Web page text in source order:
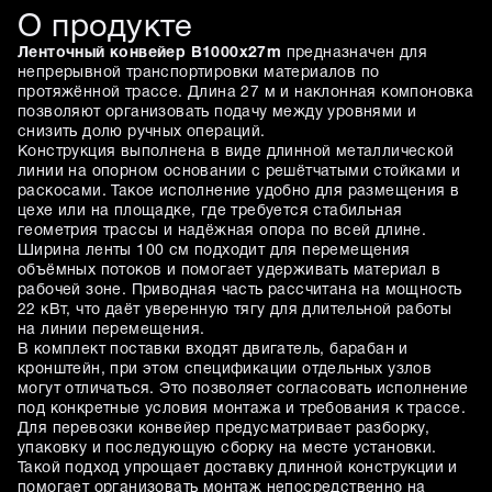
О продукте
Ленточный конвейер B1000x27m предназначен для
непрерывной транспортировки материалов по
протяжённой трассе. Длина 27 м и наклонная компоновка
позволяют организовать подачу между уровнями и
снизить долю ручных операций.
Конструкция выполнена в виде длинной металлической
линии на опорном основании с решётчатыми стойками и
раскосами. Такое исполнение удобно для размещения в
цехе или на площадке, где требуется стабильная
геометрия трассы и надёжная опора по всей длине.
Ширина ленты 100 см подходит для перемещения
объёмных потоков и помогает удерживать материал в
рабочей зоне. Приводная часть рассчитана на мощность
22 кВт, что даёт уверенную тягу для длительной работы
на линии перемещения.
В комплект поставки входят двигатель, барабан и
кронштейн, при этом спецификации отдельных узлов
могут отличаться. Это позволяет согласовать исполнение
под конкретные условия монтажа и требования к трассе.
Для перевозки конвейер предусматривает разборку,
упаковку и последующую сборку на месте установки.
Такой подход упрощает доставку длинной конструкции и
помогает организовать монтаж непосредственно на